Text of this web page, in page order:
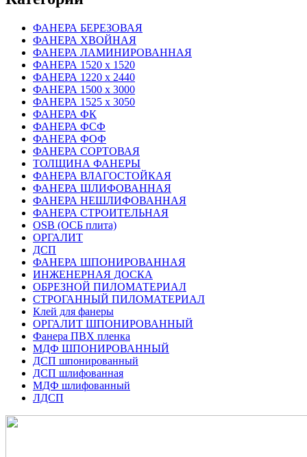
ФАНЕРА БЕРЕЗОВАЯ
ФАНЕРА ХВОЙНАЯ
ФАНЕРА ЛАМИНИРОВАННАЯ
ФАНЕРА 1520 х 1520
ФАНЕРА 1220 х 2440
ФАНЕРА 1500 х 3000
ФАНЕРА 1525 х 3050
ФАНЕРА ФК
ФАНЕРА ФСФ
ФАНЕРА ФОФ
ФАНЕРА СОРТОВАЯ
ТОЛЩИНА ФАНЕРЫ
ФАНЕРА ВЛАГОСТОЙКАЯ
ФАНЕРА ШЛИФОВАННАЯ
ФАНЕРА НЕШЛИФОВАННАЯ
ФАНЕРА СТРОИТЕЛЬНАЯ
OSB (ОСБ плита)
ОРГАЛИТ
ДСП
ФАНЕРА ШПОНИРОВАННАЯ
ИНЖЕНЕРНАЯ ДОСКА
ОБРЕЗНОЙ ПИЛОМАТЕРИАЛ
СТРОГАННЫЙ ПИЛОМАТЕРИАЛ
Клей для фанеры
ОРГАЛИТ ШПОНИРОВАННЫЙ
Фанера ПВХ пленка
МДФ ШПОНИРОВАННЫЙ
ДСП шпонированный
ДСП шлифованная
МДФ шлифованный
ЛДСП